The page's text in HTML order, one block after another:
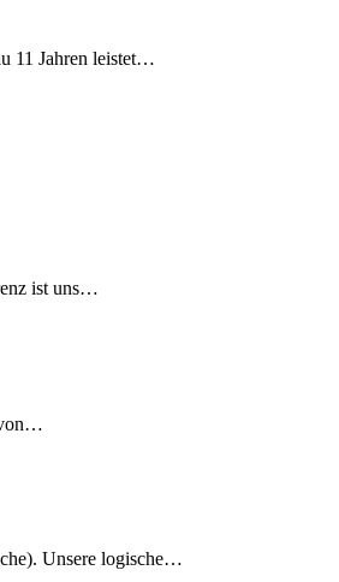
11 Jahren leistet…
ist uns…
von…
Unsere logische…